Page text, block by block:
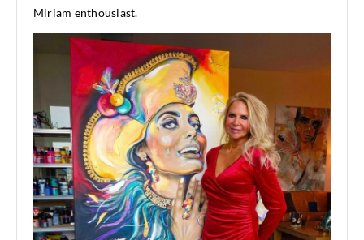
Miriam enthousiast.